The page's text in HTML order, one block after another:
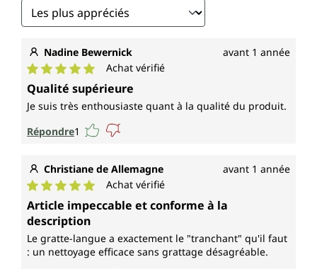
Nadine Bewernick avant 1 année
Note moyenne de 5 sur 5 étoiles
Achat vérifié
Qualité supérieure
Je suis très enthousiaste quant à la qualité du produit.
Répondre1
Christiane de Allemagne avant 1 année
Note moyenne de 5 sur 5 étoiles
Achat vérifié
Article impeccable et conforme à la
description
Le gratte-langue a exactement le "tranchant" qu'il faut
: un nettoyage efficace sans grattage désagréable.